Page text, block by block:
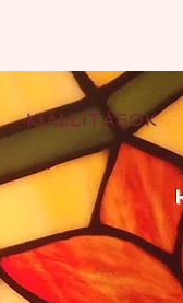
KIÁLLÍTÁSOK